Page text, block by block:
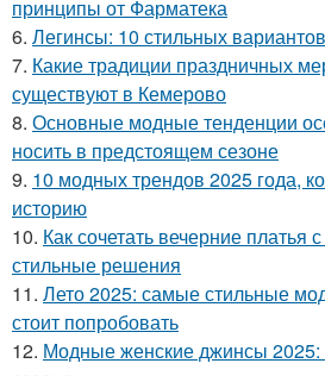
принципы от Фарматека
6. Легинсы: 10 стильных
7. Какие традиции праздничных
существуют в Кемерово
8. Основные модные тенденции
носить в предстоящем сезоне
9. 10 модных трендов 2025 года,
историю
10. Как сочетать вечерние платья
стильные решения
11. Лето 2025: самые стильные
стоит попробовать
12. Модные женские джинсы 2025: